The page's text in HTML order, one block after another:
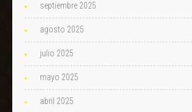
septiembre 2025
agosto 2025
julio 2025
mayo 2025
abril 2025